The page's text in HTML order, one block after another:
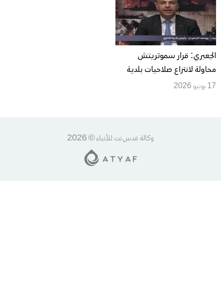
الجعبري: قرار سموتريتش
محاولة لانتزاع صلاحيات بلدية
الخليل وشرعنة التوسع
17 يونيو 2026
وكالة قدس نت للأنباء © 2026